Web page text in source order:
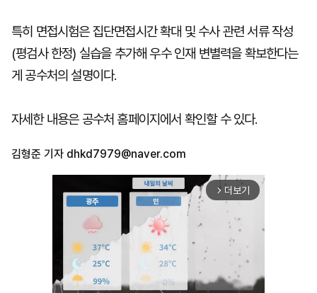
특히 면접시험은 집단면접시간 확대 및 수사 관련 서류 작성
(평검사 한정) 실습을 추가해 우수 인재 변별력을 확보한다는
게 공수처의 설명이다.
자세한 내용은 공수처 홈페이지에서 확인할 수 있다.
김형준 기자 dhkd7979@naver.com
arrow_forward_ios 더보기